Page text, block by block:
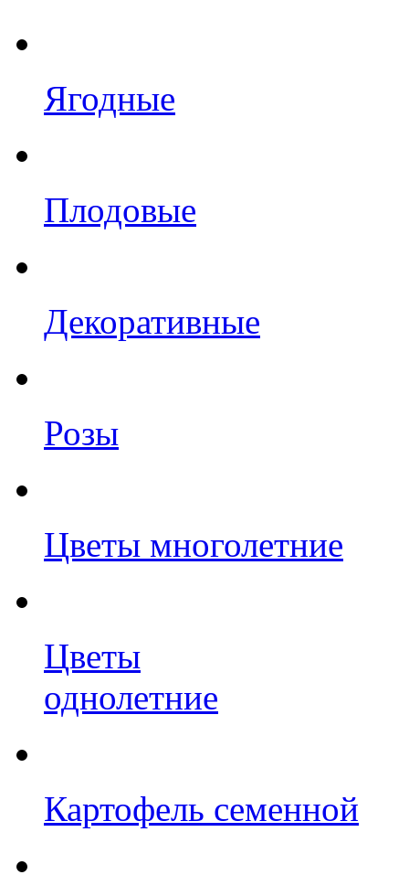
Ягодные
Плодовые
Декоративные
Розы
Цветы многолетние
Цветы
однолетние
Картофель семенной